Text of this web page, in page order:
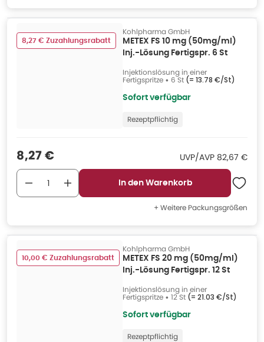
8,27 € Zuzahlungsrabatt
Kohlpharma GmbH
METEX FS 10 mg (50mg/ml)
Inj.-Lösung Fertigspr. 6 St
Injektionslösung in einer
Fertigspritze • 6 St (= 13.78 €/St)
Sofort verfügbar
Rezeptpflichtig
Verkaufspreis
8,27 € UVP/AVP UVP/AVP
82,67 €
In den Warenkorb
+ Weitere Packungsgrößen
10,00 € Zuzahlungsrabatt
Kohlpharma GmbH
METEX FS 20 mg (50mg/ml)
Inj.-Lösung Fertigspr. 12 St
Injektionslösung in einer
Fertigspritze • 12 St (= 21.03 €/St)
Sofort verfügbar
Rezeptpflichtig